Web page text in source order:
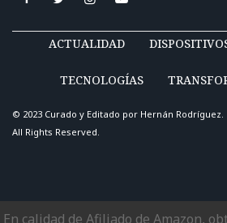
ACTUALIDAD
TECNOLOGÍAS
© 2023 Curado y Editado por Hernán Rodríguez.
All Rights Reserved.
En calidad de Afiliado de Amazon,